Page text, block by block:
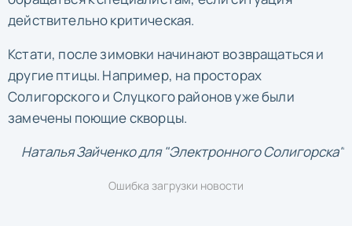
действительно критическая.
Кстати, после зимовки начинают возвращаться и
другие птицы. Например, на просторах
Солигорского и Слуцкого районов уже были
замечены поющие скворцы.
Наталья Зайченко для "Электронного Солигорска"
Ошибка загрузки новости